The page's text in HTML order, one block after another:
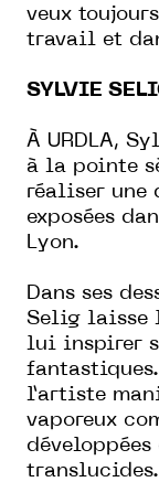
veux
travail et
SYLVIE
À URDLA,
à la pointe
réaliser une
exposées
Lyon.
Dans ses
Selig laisse
lui inspirer
l’artiste
vaporeux
développées
translucides.